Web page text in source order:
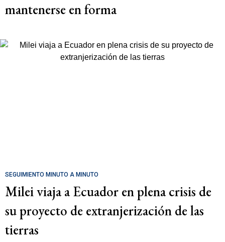
mantenerse en forma
SEGUIMIENTO MINUTO A MINUTO
Milei viaja a Ecuador en plena crisis de
su proyecto de extranjerización de las
tierras